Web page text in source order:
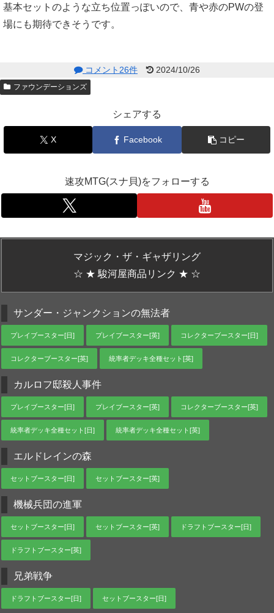
基本セットのような立ち位置っぽいので、青や赤のPWの登
場にも期待できそうです。
コメント26件 2024/10/26
ファウンデーションズ
シェアする
X Facebook コピー
速攻MTG(スナ貝)をフォローする
マジック・ザ・ギャザリング
☆ ★ 駿河屋商品リンク ★ ☆
サンダー・ジャンクションの無法者
プレイブースター[日] プレイブースター[英] コレクターブースター[日]
コレクターブースター[英] 統率者デッキ全種セット[英]
カルロフ邸殺人事件
プレイブースター[日] プレイブースター[英] コレクターブースター[英]
統率者デッキ全種セット[日] 統率者デッキ全種セット[英]
エルドレインの森
セットブースター[日] セットブースター[英]
機械兵団の進軍
セットブースター[日] セットブースター[英] ドラフトブースター[日]
ドラフトブースター[英]
兄弟戦争
ドラフトブースター[日] セットブースター[日]